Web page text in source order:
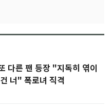
다른 팬 등장 "지독히 엮이
너" 폭로녀 직격